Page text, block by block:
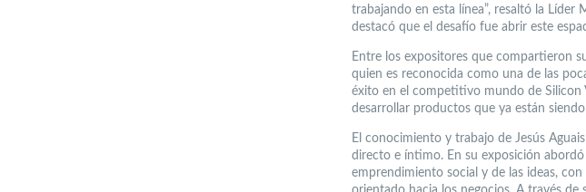
trabajando en esta línea”, resaltó la Líder
destacó que el desafío fue abrir este
Entre los expositores que compartieron
quien es reconocida como una de las
éxito en el competitivo mundo de Silicon
desarrollar productos que ya están
El conocimiento y trabajo de Jesús
directo e íntimo. En su exposición abordó
emprendimiento social y de las ideas,